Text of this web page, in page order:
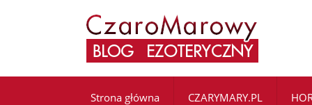
Strona główna CZARYMARY.PL